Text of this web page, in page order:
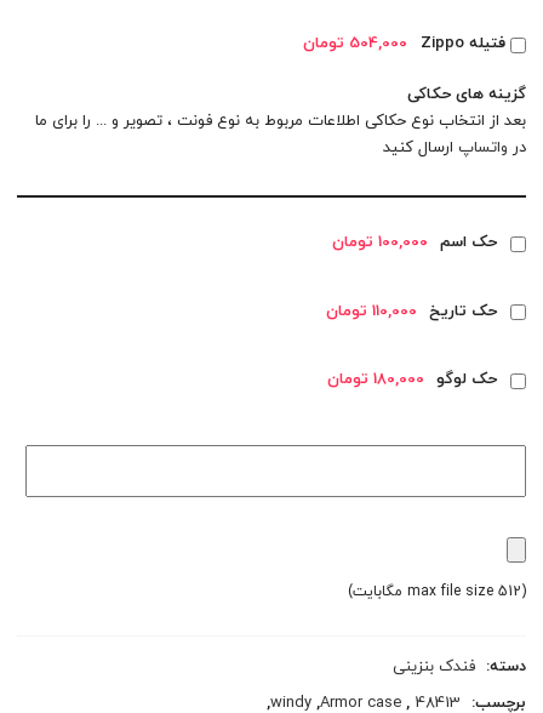
فتیله Zippo 504,000 تومان
گزینه های حکاکی
بعد از انتخاب نوع حکاکی اطلاعات مربوط به نوع فونت ، تصویر و ... را برای ما
در واتساپ ارسال کنید
حک اسم 100,000 تومان
حک تاریخ 110,000 تومان
حک لوگو 180,000 تومان
(max file size 512 مگابایت)
دسته: فندک بنزینی
برچسب:
48413
,
Armor case
,
windy
,